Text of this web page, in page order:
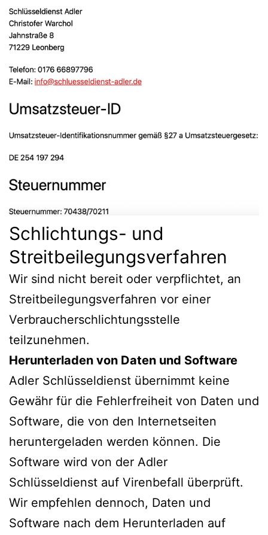
Schlichtungs- und
Streitbeilegungsverfahren
Wir sind nicht bereit oder verpflichtet, an
Streitbeilegungsverfahren vor einer
Verbraucherschlichtungsstelle
teilzunehmen.
Herunterladen von Daten und Software
Adler Schlüsseldienst übernimmt keine
Gewähr für die Fehlerfreiheit von Daten und
Software, die von den Internetseiten
heruntergeladen werden können. Die
Software wird von der Adler
Schlüsseldienst auf Virenbefall überprüft.
Wir empfehlen dennoch, Daten und
Software nach dem Herunterladen auf